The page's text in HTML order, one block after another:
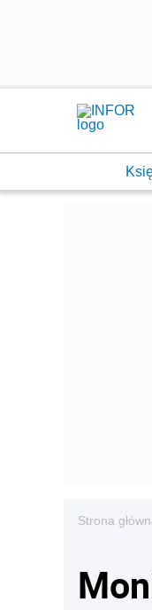
Strona